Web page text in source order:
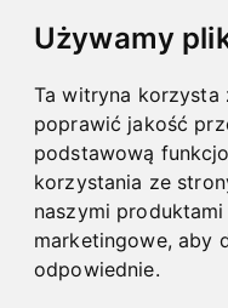
Używamy
Ta witryna korzysta
poprawić jakość
podstawową
korzystania ze
naszymi
marketingowe, aby
odpowiednie.
INFORMACJE
REGULAMIN
KONTAKT
POLITYKA PRYWATNOŚCI